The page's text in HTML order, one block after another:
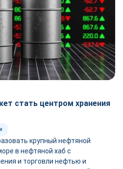
стать центром хранения
крупный нефтяной
в нефтяной хаб с
и торговли нефтью и